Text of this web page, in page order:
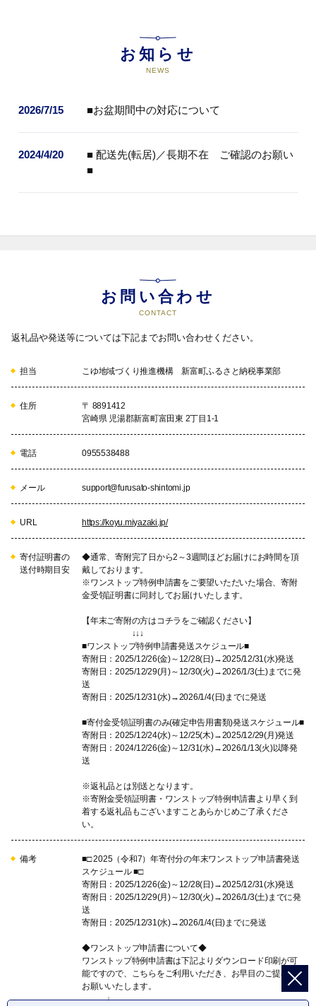
お知らせ
NEWS
2026/7/15 ■お盆期間中の対応について
2024/4/20
■ 配送先(転居)／長期不在 ご確認のお願い
■
お問い合わせ
CONTACT
返礼品や発送等については下記までお問い合わせください。
担当 こゆ地域づくり推進機構 新富町ふるさと納税事業部
住所
〒 8891412
宮崎県 児湯郡新富町富田東 2丁目1-1
電話 0955538488
メール support@furusato-shintomi.jp
URL https://koyu.miyazaki.jp/
寄付証明書の
送付時期目安
◆通常、寄附完了日から2～3週間ほどお届けにお時間を頂
戴しております。
※ワンストップ特例申請書をご要望いただいた場合、寄附
金受領証明書に同封してお届けいたします。
【年末ご寄附の方はコチラをご確認ください】
↓↓↓
■ワンストップ特例申請書発送スケジュール■
寄附日：2025/12/26(金)～12/28(日)→2025/12/31(水)発送
寄附日：2025/12/29(月)～12/30(火)→2026/1/3(土)までに発
送
寄附日：2025/12/31(水)→2026/1/4(日)までに発送
■寄付金受領証明書のみ(確定申告用書類)発送スケジュール■
寄附日：2025/12/24(水)～12/25(木)→2025/12/29(月)発送
寄附日：2024/12/26(金)～12/31(水)→2026/1/13(火)以降発
送
※返礼品とは別送となります。
※寄附金受領証明書・ワンストップ特例申請書より早く到
着する返礼品もございますことあらかじめご了承くださ
い。
備考
■□ 2025（令和7）年寄付分の年末ワンストップ申請書発送
スケジュール ■□
寄附日：2025/12/26(金)～12/28(日)→2025/12/31(水)発送
寄附日：2025/12/29(月)～12/30(火)→2026/1/3(土)までに発
送
寄附日：2025/12/31(水)→2026/1/4(日)までに発送
◆ワンストップ申請書について◆
ワンストップ特例申請書は下記よりダウンロード印刷が可
能ですので、こちらをご利用いただき、お早目のご提出を
お願いいたします。
↓